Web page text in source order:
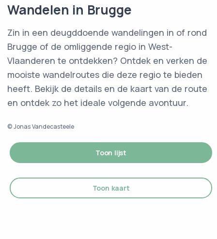
Wandelen in Brugge
Zin in een deugddoende wandelingen in of rond
Brugge of de omliggende regio in West-
Vlaanderen te ontdekken? Ontdek en verken de
mooiste wandelroutes die deze regio te bieden
heeft. Bekijk de details en de kaart van de route
en ontdek zo het ideale volgende avontuur.
© Jonas Vandecasteele
Toon lijst
Toon kaart